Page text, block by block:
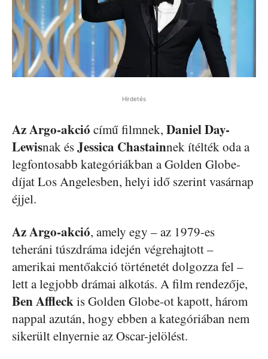
Hirdetés
Az Argo-akció című filmnek, Daniel Day-
Lewisnak ésJessica Chastainnek ítélték oda a
legfontosabb kategóriákban a Golden Globe-
díjat Los Angelesben, helyi idő szerint vasárnap
éjjel.
Az Argo-akció, amely egy – az 1979-es
teheráni túszdráma idején végrehajtott –
amerikai mentőakció történetét dolgozza fel –
lett a legjobb drámai alkotás. A film rendezője,
Ben Affleckis Golden Globe-ot kapott, három
nappal azután, hogy ebben a kategóriában nem
sikerült elnyernie az Oscar-jelölést.